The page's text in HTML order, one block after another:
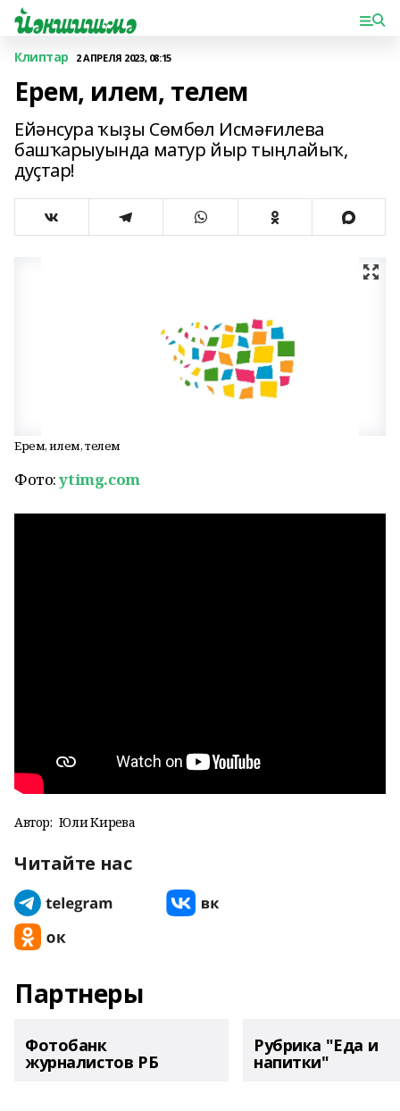
Клиптар 2 АПРЕЛЯ 2023, 08:15
Ерем, илем, телем
Ейәнсура ҡыҙы Сөмбөл Исмәғилева
башҡарыуында матур йыр тыңлайыҡ,
дуҫтар!
Ерем, илем, телем
Фото:ytimg.com
Автор: Юлиә Кирәева
Читайте нас
Партнеры
Фотобанк
журналистов РБ
Рубрика "Еда и
напитки"